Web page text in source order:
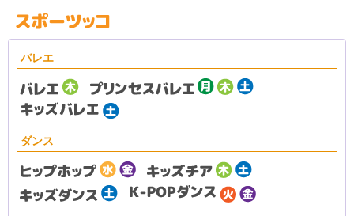
バレエ
ダンス